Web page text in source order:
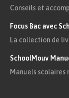
Conseils et
Focus Bac avec
La collection de
SchoolMouv
Manuels scolaires